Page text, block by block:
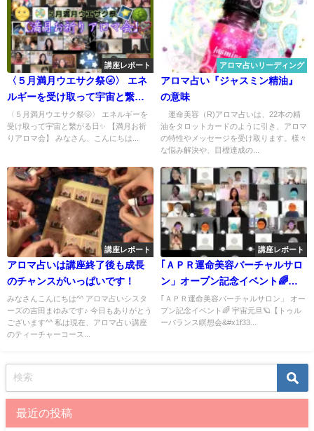
会】
講座レポート
〈５月満月ウエサク祭🌝〉 エネ
ルギーを受け取って宇宙と繋が
る日✨ 【満月お祈りアロマ会】
〈５月満月ウエサク祭🌝〉 エネルギーを
受け取って宇宙と繋がる日✨ 【満月お祈
りアロマ会】 みなさん、こんにちは...
アロマ占いリーディング
アロマ占い『ジャスミン精油』
の意味
運命美容（R)アロマ占いは、22本の精
油をタロットカードのように引き、アロマ
の特性やメッセージを受け取ります。様々
な悩み解決や、目標達成の...
講座レポート
アロマ占いは講座終了後も成長
のチャンスがいっぱいです！
みなさんこんにちは^^ アロマ占いシスタ
ーズの吉田まゆみです♪ 今日もありがとう
ございます^^ 私は現在、アロマ占い講座
のティーチャーコース...
講座レポート
｢ＡＰＲ運命美容バーチャルサロ
ン」オープン記念イベント🌈宇
宙元旦🪐【トゥルーバランス瞑
想会🌼✨】
｢ＡＰＲ運命美容バーチャルサロン」 オー
プン記念イベント🌈 宇宙元旦🪐【トゥル
ーバランス瞑想会&#x1f33...
最近の投稿